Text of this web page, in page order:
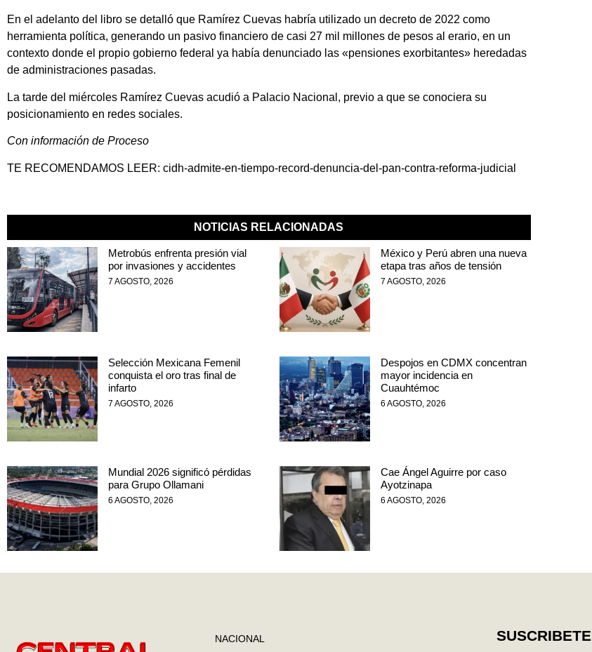
En el adelanto del libro se detalló que Ramírez Cuevas habría utilizado un decreto de 2022 como
herramienta política, generando un pasivo financiero de casi 27 mil millones de pesos al erario, en un
contexto donde el propio gobierno federal ya había denunciado las «pensiones exorbitantes» heredadas
de administraciones pasadas.
La tarde del miércoles Ramírez Cuevas acudió a Palacio Nacional, previo a que se conociera su
posicionamiento en redes sociales.
Con información de Proceso
TE RECOMENDAMOS LEER: cidh-admite-en-tiempo-record-denuncia-del-pan-contra-reforma-judicial
NOTICIAS RELACIONADAS
Metrobús enfrenta presión vial
por invasiones y accidentes
7 AGOSTO, 2026
México y Perú abren una nueva
etapa tras años de tensión
7 AGOSTO, 2026
Selección Mexicana Femenil
conquista el oro tras final de
infarto
7 AGOSTO, 2026
Despojos en CDMX concentran
mayor incidencia en
Cuauhtémoc
6 AGOSTO, 2026
Mundial 2026 significó pérdidas
para Grupo Ollamani
6 AGOSTO, 2026
Cae Ángel Aguirre por caso
Ayotzinapa
6 AGOSTO, 2026
NACIONAL SUSCRIBETE